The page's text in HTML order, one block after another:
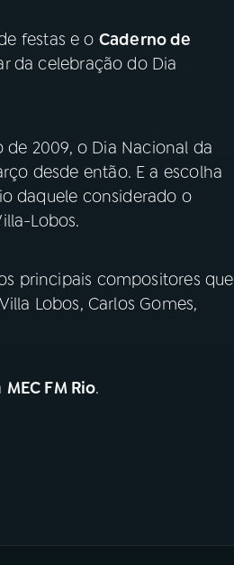
festas e o Caderno de
da celebração do Dia
2009, o Dia Nacional da
desde então. E a escolha
daquele considerado o
Lobos.
principais compositores que
Lobos, Carlos Gomes,
MEC FM Rio.